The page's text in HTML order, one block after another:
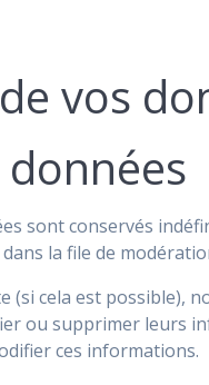
vos
sont conservés
la file de
cela est possible),
ou supprimer leurs
ces informations.